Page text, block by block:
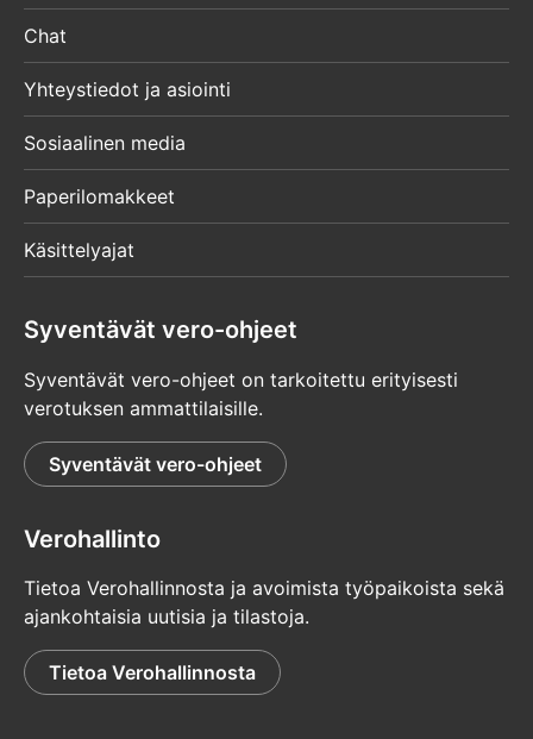
Chat
Yhteystiedot ja asiointi
Sosiaalinen media
Paperilomakkeet
Käsittelyajat
Syventävät vero-ohjeet
Syventävät vero-ohjeet on tarkoitettu erityisesti
verotuksen ammattilaisille.
Syventävät vero-ohjeet
Verohallinto
Tietoa Verohallinnosta ja avoimista työpaikoista sekä
ajankohtaisia uutisia ja tilastoja.
Tietoa Verohallinnosta